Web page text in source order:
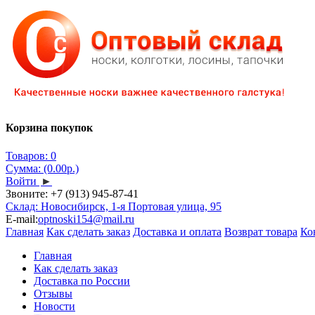
Корзина покупок
Товаров: 0
Сумма: (0.00р.)
Войти ►
Звоните: +7 (913) 945-87-41
Склад: Новосибирск, 1-я Портовая улица, 95
E-mail:optnoski154@mail.ru
Главная Как сделать заказ Доставка и оплата Возврат товара
Главная
Как сделать заказ
Доставка по России
Отзывы
Новости